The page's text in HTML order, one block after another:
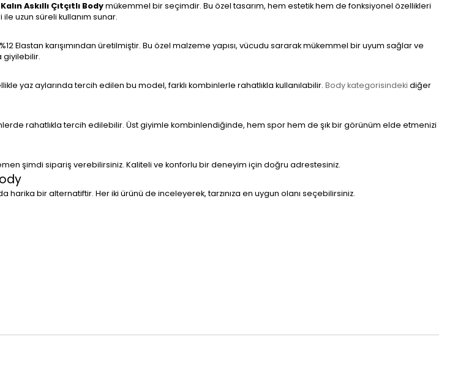
Askıllı Çıtçıtlı Bodymükemmel bir seçimdir. Bu özel tasarım, hem estetik hem de fonksiyonel özellikleri
uzun süreli kullanım sunar.
Elastan karışımından üretilmiştir. Bu özel malzeme yapısı, vücudu sararak mükemmel bir uyum sağlar ve
giyilebilir.
yaz aylarında tercih edilen bu model, farklı kombinlerle rahatlıkla kullanılabilir. Body kategorisindeki diğer
rahatlıkla tercih edilebilir. Üst giyimle kombinlendiğinde, hem spor hem de şık bir görünüm elde etmenizi
şimdi sipariş verebilirsiniz. Kaliteli ve konforlu bir deneyim için doğru adrestesiniz.
harika bir alternatiftir. Her iki ürünü de inceleyerek, tarzınıza en uygun olanı seçebilirsiniz.